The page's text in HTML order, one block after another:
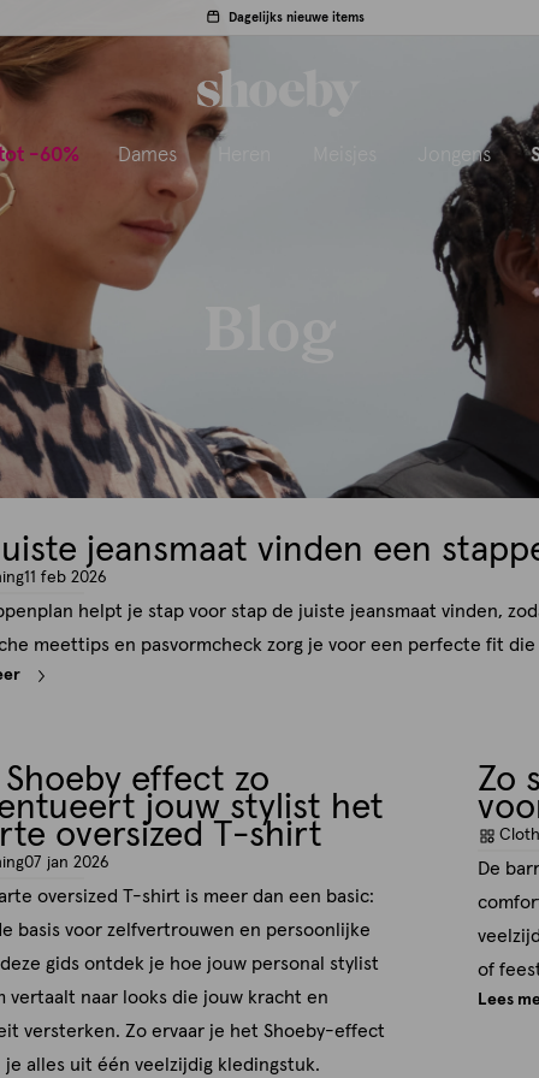
Dagelijks nieuwe items
-60% Dames Jongens
jeansmaat vinden een
11 feb 2026
helpt je stap voor stap de juiste jeansmaat vinden,
meettips en pasvormcheck zorg je voor een perfecte fit
effect zo
jouw stylist het
oversized T-shirt
07 jan 2026
oversized T-shirt is meer dan een basic:
basis voor zelfvertrouwen en persoonlijke
gids ontdek je hoe jouw personal stylist
vertaalt naar looks die jouw kracht en
versterken. Zo ervaar je het Shoeby-effect
je alles uit één veelzijdig kledingstuk.
Zo
De
of
Lees